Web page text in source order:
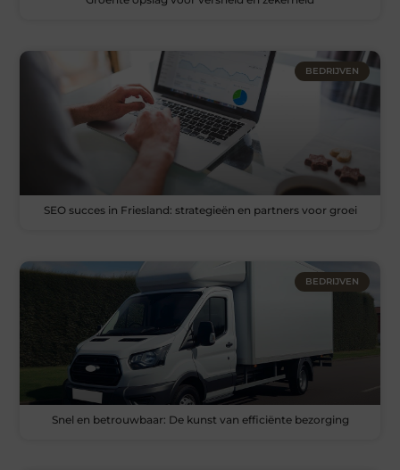
BEDRIJVEN
SEO succes in Friesland: strategieën en partners voor groei
BEDRIJVEN
Snel en betrouwbaar: De kunst van efficiënte bezorging